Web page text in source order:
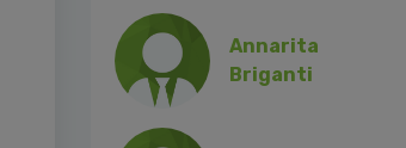
Annarita
Briganti